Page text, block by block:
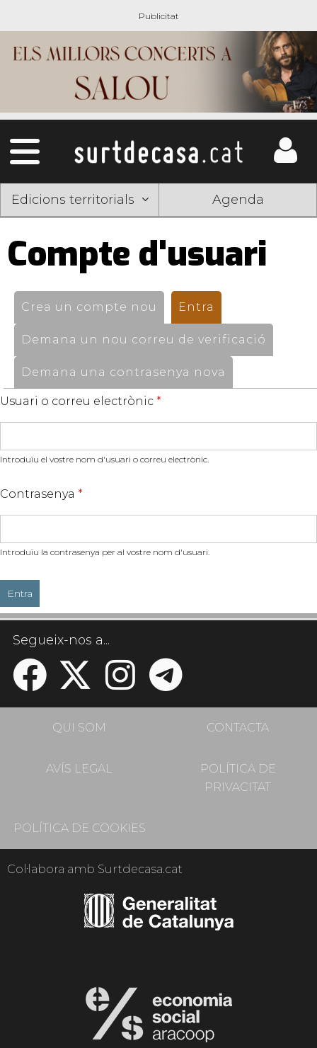
Edicions territorials Agenda
Compte d'usuari
Pestanyes
primàries
Crea un compte nou Entra
Demana un nou correu de verificació
Demana una contrasenya nova
Usuari o correu electrònic *
Introduïu el vostre nom d'usuari o correu electrònic.
Contrasenya *
Introduïu la contrasenya per al vostre nom d'usuari.
Segueix-nos a...
QUI SOM CONTACTA
AVÍS LEGAL
POLÍTICA DE
PRIVACITAT
POLÍTICA DE COOKIES
Col·labora amb Surtdecasa.cat